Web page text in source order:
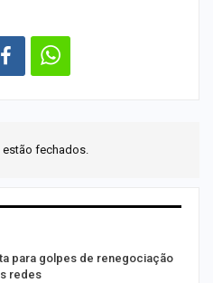
fechados.
para golpes de renegociação
redes